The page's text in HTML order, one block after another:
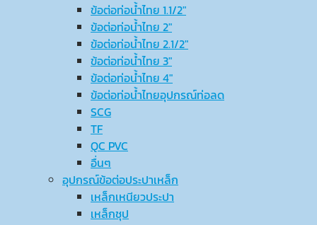
ข้อต่อท่อน้ำไทย 1.1/2″
ข้อต่อท่อน้ำไทย 2″
ข้อต่อท่อน้ำไทย 2.1/2″
ข้อต่อท่อน้ำไทย 3″
ข้อต่อท่อน้ำไทย 4″
ข้อต่อท่อน้ำไทยอุปกรณ์ท่อลด
SCG
TF
QC PVC
อื่นๆ
อุปกรณ์ข้อต่อประปาเหล็ก
เหล็กเหนียวประปา
เหล็กชุป